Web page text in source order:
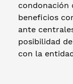
condonación
beneficios
ante
posibilidad
con la